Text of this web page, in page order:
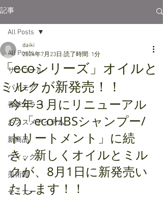
記事
All Posts
サンコール
パイモア
香草カラー
おススメアイテム
新商品
ウィッグ
美術館
セミナー
All Posts
「ecoシリーズ」オイルと
ミルクが新発売！！
daiki
2024年7月23日 読了時間: 1分
今年３月にリニューアル
の「ecoHBSシャンプー/
トリートメント」に続
き、新しくオイルとミル
クが、8月1日に新発売い
たします！！